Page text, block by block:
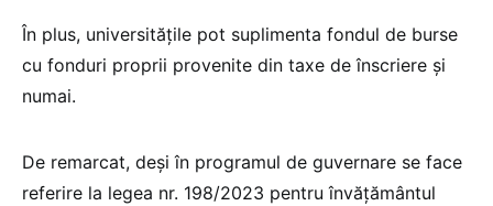
În plus, universitățile pot suplimenta fondul de burse
cu fonduri proprii provenite din taxe de înscriere și
numai.
De remarcat, deși în programul de guvernare se face
referire la legea nr. 198/2023 pentru învățământul